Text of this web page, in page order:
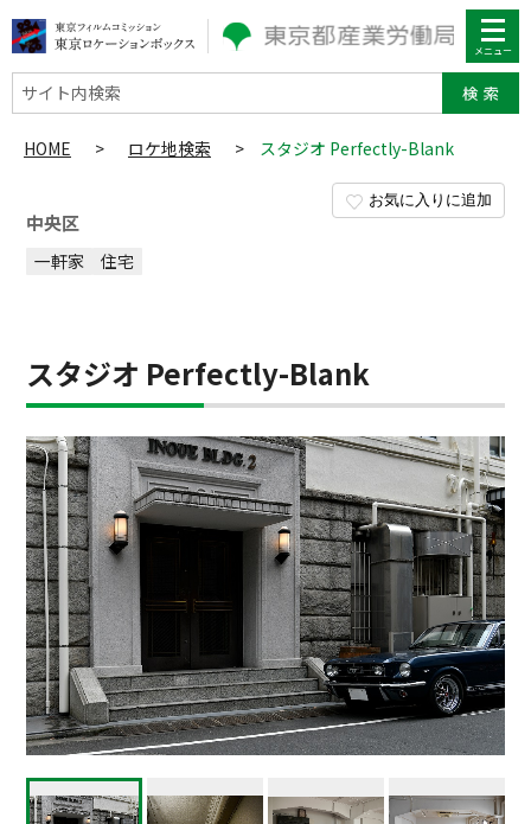
サイト内検索
HOME > ロケ地検索 > スタジオ Perfectly-Blank
お気に入りに追加
中央区
一軒家 住宅
スタジオ Perfectly-Blank